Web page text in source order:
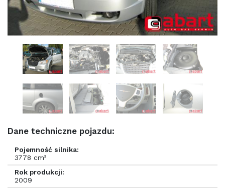
Dane techniczne pojazdu:
Pojemność silnika:
3778 cm³
Rok produkcji:
2009